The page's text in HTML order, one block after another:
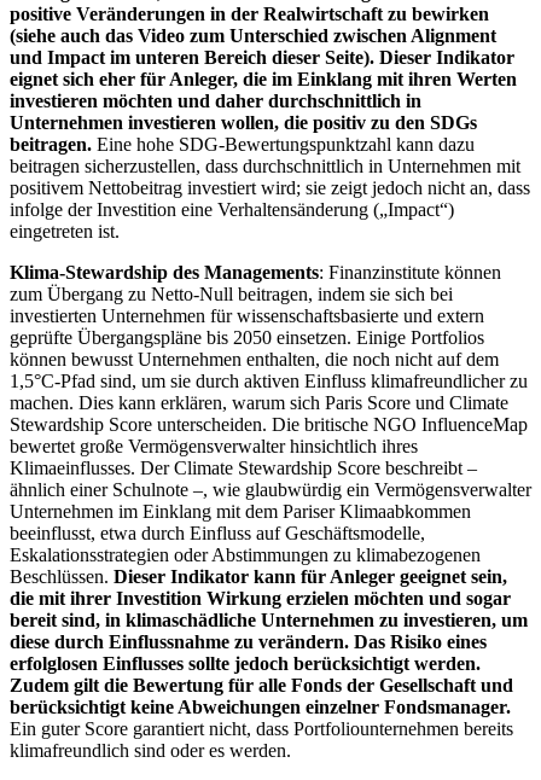
positive Veränderungen in der Realwirtschaft zu bewirken
(siehe auch das Video zum Unterschied zwischen Alignment
und Impact im unteren Bereich dieser Seite). Dieser Indikator
eignet sich eher für Anleger, die im Einklang mit ihren Werten
investieren möchten und daher durchschnittlich in
Unternehmen investieren wollen, die positiv zu den SDGs
beitragen. Eine hohe SDG-Bewertungspunktzahl kann dazu
beitragen sicherzustellen, dass durchschnittlich in Unternehmen mit
positivem Nettobeitrag investiert wird; sie zeigt jedoch nicht an, dass
infolge der Investition eine Verhaltensänderung („Impact“)
eingetreten ist.
Klima-Stewardship des Managements: Finanzinstitute können
zum Übergang zu Netto-Null beitragen, indem sie sich bei
investierten Unternehmen für wissenschaftsbasierte und extern
geprüfte Übergangspläne bis 2050 einsetzen. Einige Portfolios
können bewusst Unternehmen enthalten, die noch nicht auf dem
1,5°C-Pfad sind, um sie durch aktiven Einfluss klimafreundlicher zu
machen. Dies kann erklären, warum sich Paris Score und Climate
Stewardship Score unterscheiden. Die britische NGO InfluenceMap
bewertet große Vermögensverwalter hinsichtlich ihres
Klimaeinflusses. Der Climate Stewardship Score beschreibt –
ähnlich einer Schulnote –, wie glaubwürdig ein Vermögensverwalter
Unternehmen im Einklang mit dem Pariser Klimaabkommen
beeinflusst, etwa durch Einfluss auf Geschäftsmodelle,
Eskalationsstrategien oder Abstimmungen zu klimabezogenen
Beschlüssen. Dieser Indikator kann für Anleger geeignet sein,
die mit ihrer Investition Wirkung erzielen möchten und sogar
bereit sind, in klimaschädliche Unternehmen zu investieren, um
diese durch Einflussnahme zu verändern. Das Risiko eines
erfolglosen Einflusses sollte jedoch berücksichtigt werden.
Zudem gilt die Bewertung für alle Fonds der Gesellschaft und
berücksichtigt keine Abweichungen einzelner Fondsmanager.
Ein guter Score garantiert nicht, dass Portfoliounternehmen bereits
klimafreundlich sind oder es werden.